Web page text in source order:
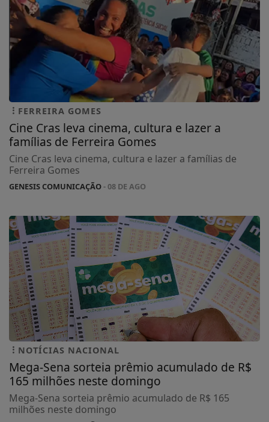
FERREIRA GOMES
Cine Cras leva cinema, cultura e lazer a
famílias de Ferreira Gomes
Cine Cras leva cinema, cultura e lazer a famílias de
Ferreira Gomes
GENESIS COMUNICAÇÃO- 08 DE AGO
NOTÍCIAS NACIONAL
Mega-Sena sorteia prêmio acumulado de R$
165 milhões neste domingo
Mega-Sena sorteia prêmio acumulado de R$ 165
milhões neste domingo